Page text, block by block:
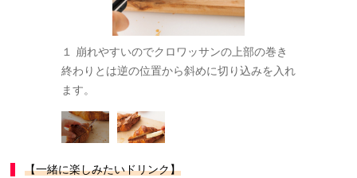
１ 崩れやすいのでクロワッサンの上部の巻き
終わりとは逆の位置から斜めに切り込みを入れ
ます。
【一緒に楽しみたいドリンク】